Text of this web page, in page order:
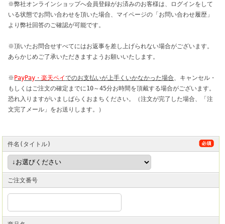
※弊社オンラインショップへ会員登録がお済みのお客様は、ログインをして
いる状態でお問い合わせを頂いた場合、マイページの「お問い合わせ履歴」
より弊社回答のご確認が可能です。
※頂いたお問合せすべてにはお返事を差し上げられない場合がございます。
あらかじめご了承いただきますようお願いいたします。
※ PayPay・楽天ペイでのお支払いが上手くいかなかった場合、キャンセル・
もしくはご注文の確定までに10～45分お時間を頂戴する場合がございます。
恐れ入りますがいましばらくおまちください。（注文が完了した場合、「注
文完了メール」をお送りします。）
件名(タイトル)
ご注文番号